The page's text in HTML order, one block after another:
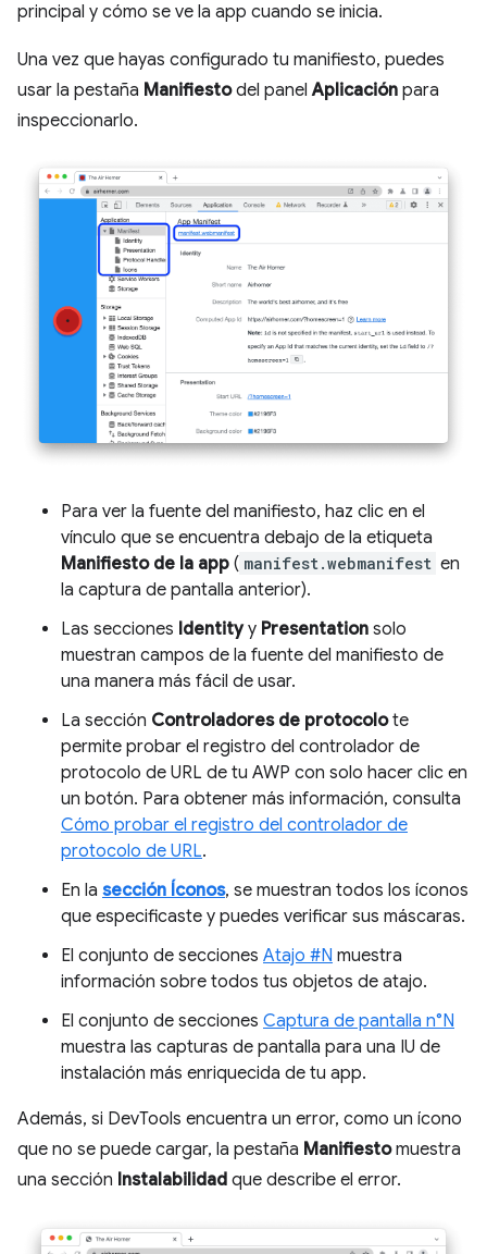
principal y cómo se ve la app cuando se inicia.
Una vez que hayas configurado tu manifiesto, puedes
usar la pestaña Manifiestodel panelAplicación para
inspeccionarlo.
Para ver la fuente del manifiesto, haz clic en el
vínculo que se encuentra debajo de la etiqueta
Manifiesto de la app ( manifest.webmanifest en
la captura de pantalla anterior).
Las secciones Identityy Presentation solo
muestran campos de la fuente del manifiesto de
una manera más fácil de usar.
La sección Controladores de protocolote
permite probar el registro del controlador de
protocolo de URL de tu AWP con solo hacer clic en
un botón. Para obtener más información, consulta
Cómo probar el registro del controlador de
protocolo de URL.
En la sección Íconos, se muestran todos los íconos
que especificaste y puedes verificar sus máscaras.
El conjunto de secciones Atajo #N muestra
información sobre todos tus objetos de atajo.
El conjunto de secciones Captura de pantalla n°N
muestra las capturas de pantalla para una IU de
instalación más enriquecida de tu app.
Además, si DevTools encuentra un error, como un ícono
que no se puede cargar, la pestaña Manifiestomuestra
una sección Instalabilidad que describe el error.